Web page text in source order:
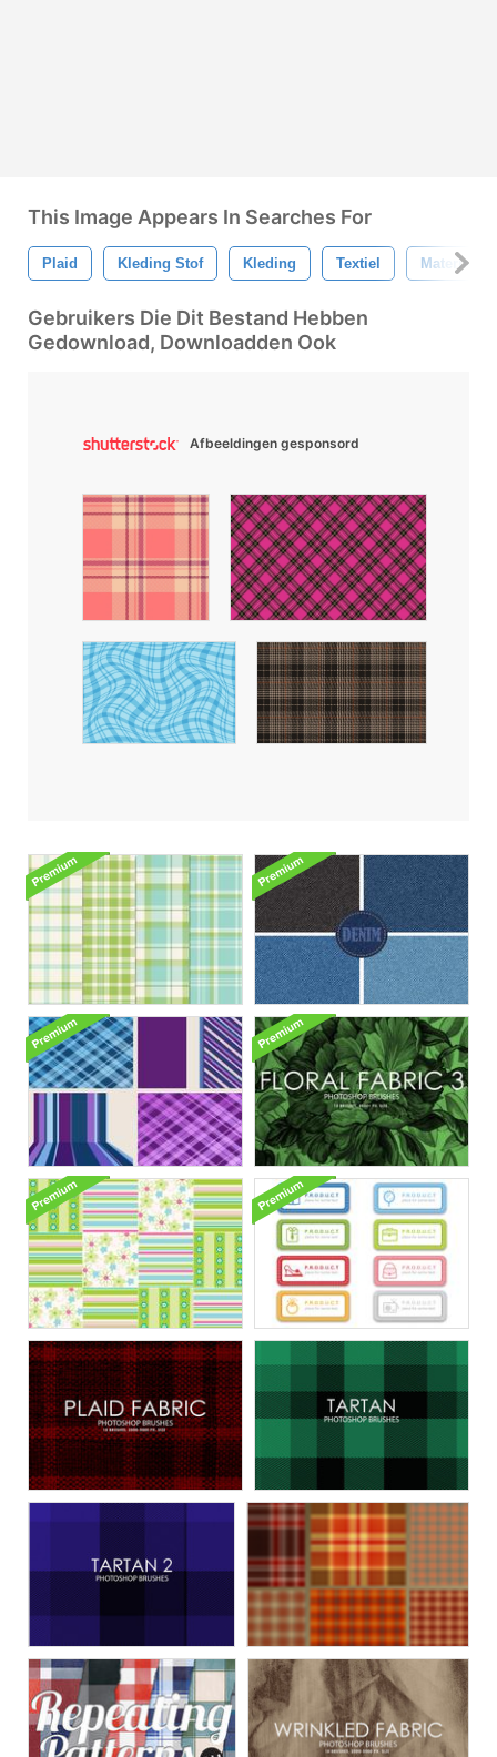
This Image Appears In Searches For
Plaid Kleding Stof Kleding Textiel Materiaal
Gebruikers Die Dit Bestand Hebben
Gedownload, Downloadden Ook
Afbeeldingen gesponsord